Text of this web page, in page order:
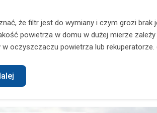
że filtr jest do wymiany i czym grozi brak
powietrza w domu w dużej mierze
oczyszczaczu powietrza lub rekuperatorze.